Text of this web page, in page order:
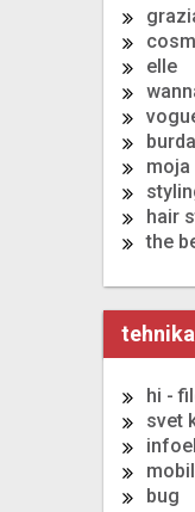
elle
burda
moja
hair
the
tehnika
hi -
svet
bug